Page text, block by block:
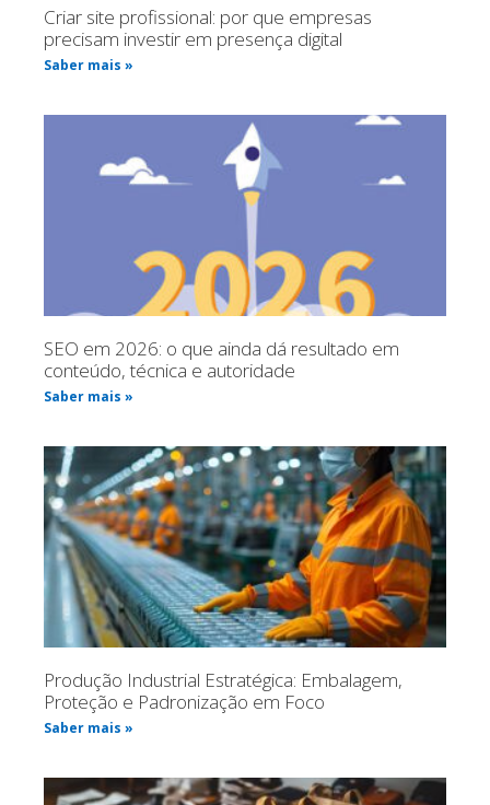
Criar site profissional: por que empresas
precisam investir em presença digital
Saber mais »
SEO em 2026: o que ainda dá resultado em
conteúdo, técnica e autoridade
Saber mais »
Produção Industrial Estratégica: Embalagem,
Proteção e Padronização em Foco
Saber mais »